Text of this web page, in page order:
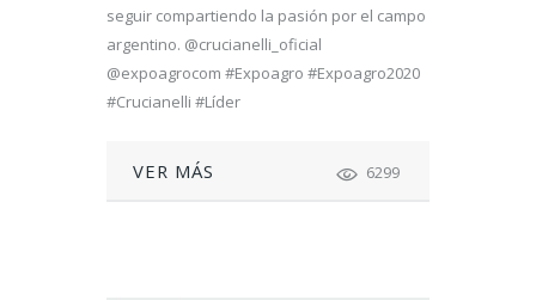
seguir compartiendo la pasión por el campo
argentino. @crucianelli_oficial
@expoagrocom #Expoagro #Expoagro2020
#Crucianelli #Líder
VER MÁS 6299